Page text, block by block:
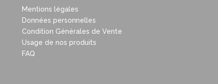
Mentions légales
Données personnelles
Condition Générales de Vente
Usage de nos produits
FAQ